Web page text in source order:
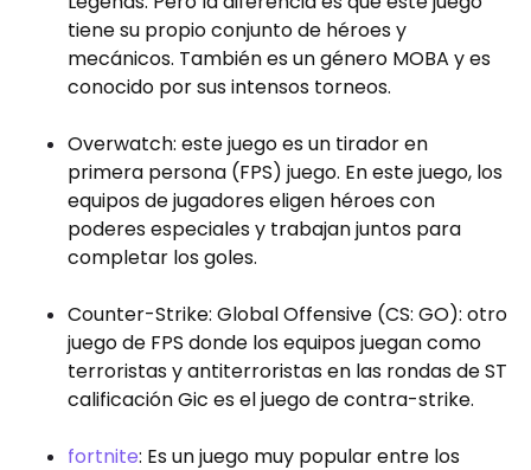
tiene su propio conjunto de héroes y
mecánicos. También es un género MOBA y es
conocido por sus intensos torneos.
Overwatch: este juego es un tirador en
primera persona (FPS) juego. En este juego, los
equipos de jugadores eligen héroes con
poderes especiales y trabajan juntos para
completar los goles.
Counter-Strike: Global Offensive (CS: GO): otro
juego de FPS donde los equipos juegan como
terroristas y antiterroristas en las rondas de ST
calificación Gic es el juego de contra-strike.
fortnite: Es un juego muy popular entre los